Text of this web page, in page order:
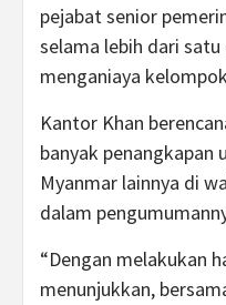
pejabat senior
selama lebih dari
menganiaya
Kantor Khan
banyak penangkapan
Myanmar lainnya di
dalam
“Dengan melakukan
menunjukkan,